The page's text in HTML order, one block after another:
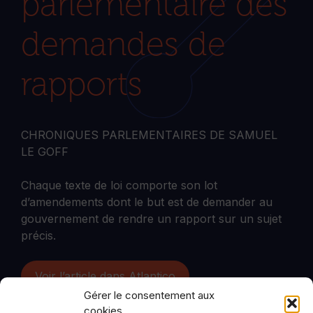
Gérer le consentement aux
demandes de
rapports
CHRONIQUES PARLEMENTAIRES DE SAMUEL
LE GOFF
Chaque texte de loi comporte son lot
d’amendements dont le but est de demander au
gouvernement de rendre un rapport sur un sujet
précis.
Voir l’article dans Atlantico